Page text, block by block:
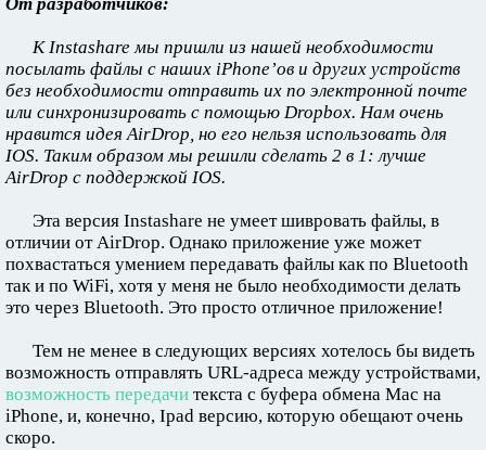
От разработчиков:
К Instashare мы пришли из нашей необходимости
посылать файлы с наших iPhone’ов и других устройств
без необходимости отправить их по электронной почте
или синхронизировать с помощью Dropbox. Нам очень
нравится идея AirDrop, но его нельзя использовать для
IOS. Таким образом мы решили сделать 2 в 1: лучше
AirDrop с поддержкой IOS.
Эта версия Instashare не умеет шивровать файлы, в
отличии от AirDrop. Однако приложение уже может
похвастаться умением передавать файлы как по Bluetooth
так и по WiFi, хотя у меня не было необходимости делать
это через Bluetooth. Это просто отличное приложение!
Тем не менее в следующих версиях хотелось бы видеть
возможность отправлять URL-адреса между устройствами,
возможность передачи текста с буфера обмена Mac на
iPhone, и, конечно, Ipad версию, которую обещают очень
скоро.